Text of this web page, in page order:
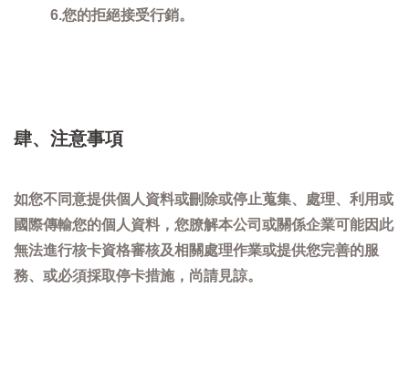
6.您的拒絕接受行銷。
肆、注意事項
如您不同意提供個人資料或刪除或停止蒐集、處理、利用或
國際傳輸您的個人資料，您膫解本公司或關係企業可能因此
無法進行核卡資格審核及相關處理作業或提供您完善的服
務、或必須採取停卡措施，尚請見諒。